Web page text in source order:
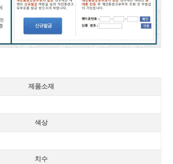
제품소재
색상
치수